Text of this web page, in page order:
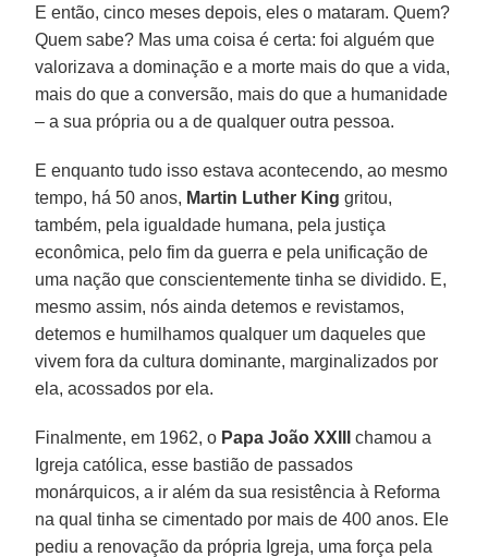
E então, cinco meses depois, eles o mataram. Quem?
Quem sabe? Mas uma coisa é certa: foi alguém que
valorizava a dominação e a morte mais do que a vida,
mais do que a conversão, mais do que a humanidade
– a sua própria ou a de qualquer outra pessoa.
E enquanto tudo isso estava acontecendo, ao mesmo
tempo, há 50 anos, Martin Luther King gritou,
também, pela igualdade humana, pela justiça
econômica, pelo fim da guerra e pela unificação de
uma nação que conscientemente tinha se dividido. E,
mesmo assim, nós ainda detemos e revistamos,
detemos e humilhamos qualquer um daqueles que
vivem fora da cultura dominante, marginalizados por
ela, acossados por ela.
Finalmente, em 1962, o Papa João XXIII
chamou a
Igreja católica, esse bastião de passados
monárquicos, a ir além da sua resistência à Reforma
na qual tinha se cimentado por mais de 400 anos. Ele
pediu a renovação da própria Igreja, uma força pela